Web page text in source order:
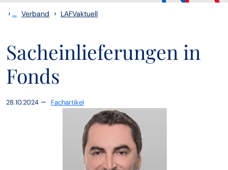
›... Verband › LAFVaktuell
Sacheinlieferungen in
Fonds
28.10.2024 – Fachartikel